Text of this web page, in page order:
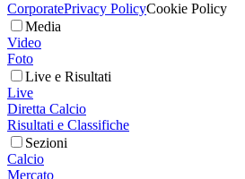
CorporatePrivacy PolicyCookie Policy
Media
Video
Foto
Live e Risultati
Live
Diretta Calcio
Risultati e Classifiche
Sezioni
Calcio
Mercato